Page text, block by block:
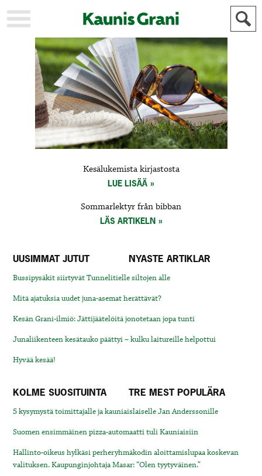
KAUPUNKI
STADEN
AJANKOHTAISTA
AKTUELLT
URHEILU
IDROTT
KULTTUURI
KULTUR
HISTORIA
HISTORIA
YLEINEN
ALLMÄN
FÖR
ANNONSÖRER
Kesälukemista kirjastosta
LUE LISÄÄ
Sommarlektyr från bibban
LÄS ARTIKELN
UUSIMMAT JUTUT NYASTE ARTIKLAR
Bussipysäkit siirtyvät Tunnelitielle siltojen alle
Mitä ajatuksia uudet juna-asemat herättävät?
Kesän Grani-ilmiö: Jättijäätelöitä jonotetaan jopa tunti
Junaliikenteen kesätauko päättyi – kulku laitureille helpottui
Hyvää kesää!
KOLME SUOSITUINTA TRE MEST POPULÄRA
5 kysymystä toimittajalle ja kauniaislaiselle Jan Anderssonille
Suomen ensimmäinen pizza-automaatti tuli Kauniaisiin
Hallinto-oikeus hylkäsi perheryhmäkodin aloittamislupaa koskevan
valituksen. Kaupunginjohtaja Masar: “Olen tyytyväinen.”